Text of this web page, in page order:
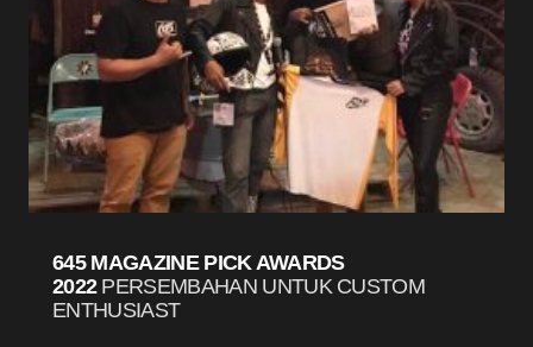
645 MAGAZINE PICK AWARDS
2022 PERSEMBAHAN UNTUK CUSTOM
ENTHUSIAST